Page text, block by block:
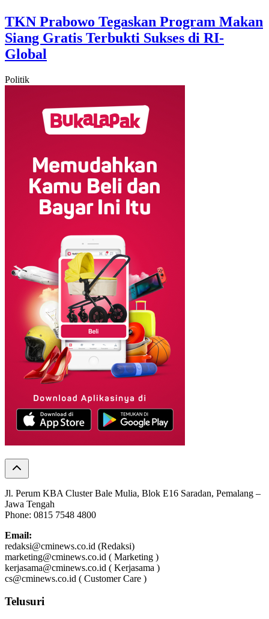
TKN Prabowo Tegaskan Program Makan
Siang Gratis Terbukti Sukses di RI-
Global
Politik
Jl. Perum KBA Cluster Bale Mulia, Blok E16 Saradan, Pemalang –
Jawa Tengah
Phone: 0815 7548 4800
Email:
redaksi@cminews.co.id (Redaksi)
marketing@cminews.co.id ( Marketing )
kerjasama@cminews.co.id ( Kerjasama )
cs@cminews.co.id ( Customer Care )
Telusuri